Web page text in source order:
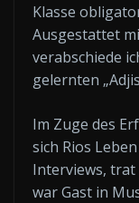
Klasse
Ausgestattet
verabschiede
gelernten
Im Zuge des
sich Rios
Interviews,
war Gast in